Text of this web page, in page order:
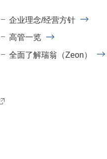
企业理念/经营方针
高管一览
全面了解瑞翁（Zeon）